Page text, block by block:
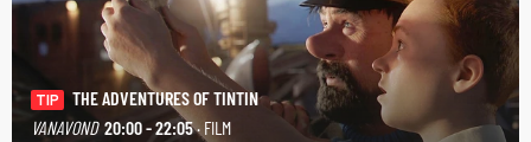
TIP
THE ADVENTURES OF TINTIN
VANAVOND 20:00 - 22:05· FILM